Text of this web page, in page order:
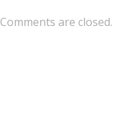
Comments are closed.